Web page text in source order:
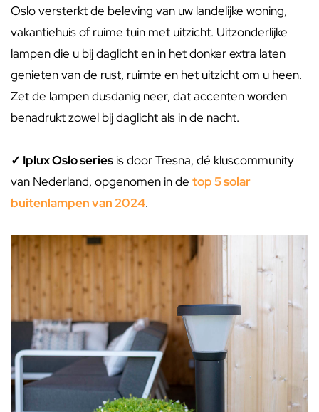
Oslo versterkt de beleving van uw landelijke woning,
vakantiehuis of ruime tuin met uitzicht. Uitzonderlijke
lampen die u bij daglicht en in het donker extra laten
genieten van de rust, ruimte en het uitzicht om u heen.
Zet de lampen dusdanig neer, dat accenten worden
benadrukt zowel bij daglicht als in de nacht.
✓ Iplux Oslo series is door Tresna, dé kluscommunity
van Nederland, opgenomen in de top 5 solar
buitenlampen van 2024.